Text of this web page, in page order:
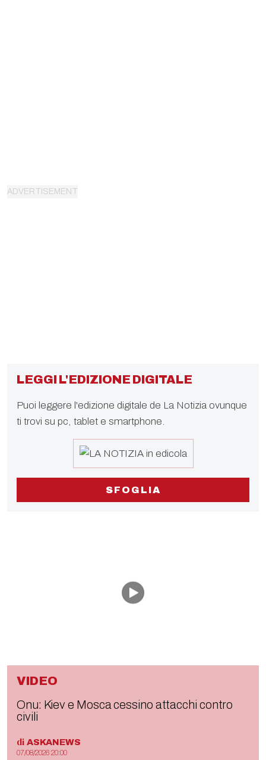
LEGGI L'EDIZIONE DIGITALE
Puoi leggere l'edizione digitale de La Notizia ovunque
ti trovi su pc, tablet e smartphone.
SFOGLIA
VIDEO
Onu: Kiev e Mosca cessino attacchi contro
civili
di ASKANEWS
07/08/2026 20:00